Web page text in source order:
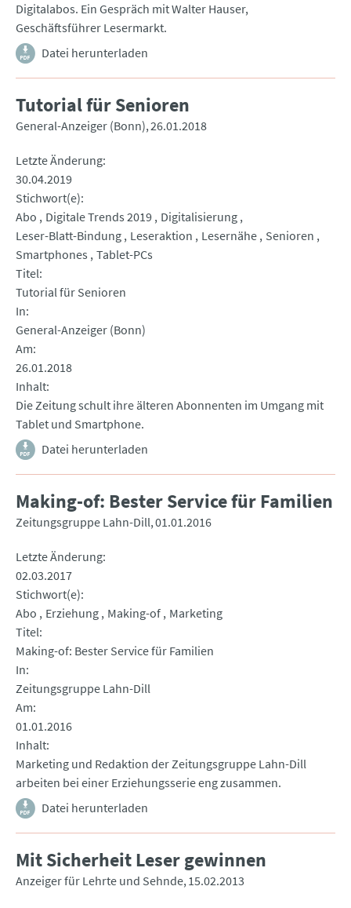
Digitalabos. Ein Gespräch mit Walter Hauser,
Geschäftsführer Lesermarkt.
Datei herunterladen
Tutorial für Senioren
General-Anzeiger (Bonn) 26.01.2018
Letzte Änderung
30.04.2019
Stichwort(e)
Abo
Digitale Trends 2019 Digitalisierung
Leser-Blatt-Bindung Leseraktion Lesernähe Senioren
Smartphones Tablet-PCs
Titel
Tutorial für Senioren
In
General-Anzeiger (Bonn)
Am
26.01.2018
Inhalt
Die Zeitung schult ihre älteren Abonnenten im Umgang mit
Tablet und Smartphone.
Datei herunterladen
Making-of: Bester Service für Familien
Zeitungsgruppe Lahn-Dill 01.01.2016
Letzte Änderung
02.03.2017
Stichwort(e)
Abo
Erziehung Making-of Marketing
Titel
Making-of: Bester Service für Familien
In
Zeitungsgruppe Lahn-Dill
Am
01.01.2016
Inhalt
Marketing und Redaktion der Zeitungsgruppe Lahn-Dill
arbeiten bei einer Erziehungsserie eng zusammen.
Datei herunterladen
Mit Sicherheit Leser gewinnen
Anzeiger für Lehrte und Sehnde 15.02.2013